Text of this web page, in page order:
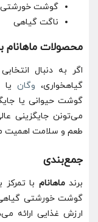
گوشت خورشتی
ناگت گیاهی
محصولات
اگر به دنبال
گیاهخواری، وگانیا
گوشت حیوانی یا
می‌تونن جایگزینی
طعم و سلامت اهمیت
جمع‌بندی
برندماهانام با
گوشت خورشتی
ارزش غذایی ارائه